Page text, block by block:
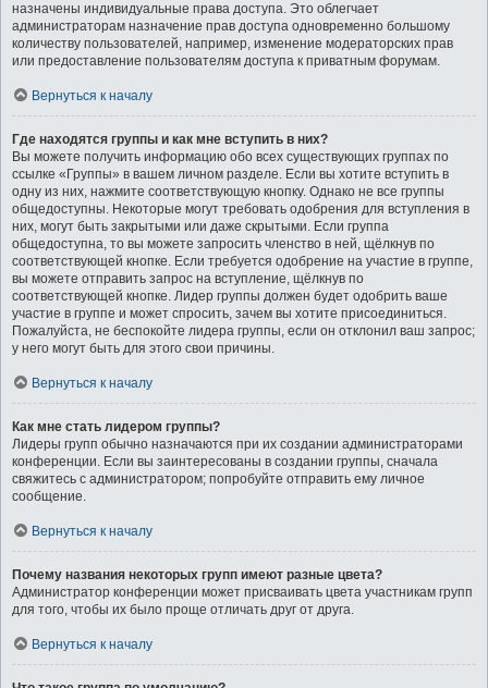
назначены индивидуальные права доступа. Это облегчает
администраторам назначение прав доступа одновременно большому
количеству пользователей, например, изменение модераторских прав
или предоставление пользователям доступа к приватным форумам.
Вернуться к началу
Где находятся группы и как мне вступить в них?
Вы можете получить информацию обо всех существующих группах по
ссылке «Группы» в вашем личном разделе. Если вы хотите вступить в
одну из них, нажмите соответствующую кнопку. Однако не все группы
общедоступны. Некоторые могут требовать одобрения для вступления в
них, могут быть закрытыми или даже скрытыми. Если группа
общедоступна, то вы можете запросить членство в ней, щёлкнув по
соответствующей кнопке. Если требуется одобрение на участие в группе,
вы можете отправить запрос на вступление, щёлкнув по
соответствующей кнопке. Лидер группы должен будет одобрить ваше
участие в группе и может спросить, зачем вы хотите присоединиться.
Пожалуйста, не беспокойте лидера группы, если он отклонил ваш запрос;
у него могут быть для этого свои причины.
Вернуться к началу
Как мне стать лидером группы?
Лидеры групп обычно назначаются при их создании администраторами
конференции. Если вы заинтересованы в создании группы, сначала
свяжитесь с администратором; попробуйте отправить ему личное
сообщение.
Вернуться к началу
Почему названия некоторых групп имеют разные цвета?
Администратор конференции может присваивать цвета участникам групп
для того, чтобы их было проще отличать друг от друга.
Вернуться к началу